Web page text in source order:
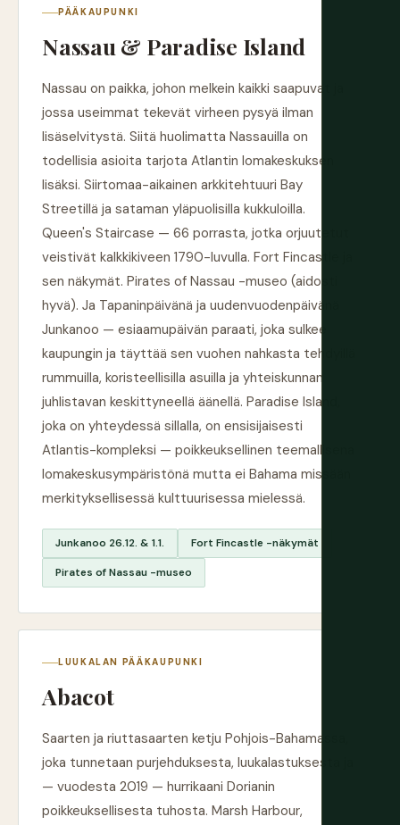
PÄÄKAUPUNKI
Nassau & Paradise Island
Nassau on paikka, johon melkein kaikki saapuvat ja
jossa useimmat tekevät virheen pysyä ilman
lisäselvitystä. Siitä huolimatta Nassauilla on
todellisia asioita tarjota Atlantin lomakeskuksen
lisäksi. Siirtomaa-aikainen arkkitehtuuri Bay
Streetillä ja sataman yläpuolisilla kukkuloilla.
Queen's Staircase — 66 porrasta, jotka orjuutetut
veistivät kalkkikiveen 1790-luvulla. Fort Fincastle ja
sen näkymät. Pirates of Nassau -museo (aidosti
hyvä). Ja Tapaninpäivänä ja uudenvuodenpäivänä
Junkanoo — esiaamupäivän paraati, joka sulkee
kaupungin ja täyttää sen vuohen nahkasta tehdyillä
rummuilla, koristeellisilla asuilla ja yhteiskunnan
juhlistavan keskittyneellä äänellä. Paradise Island,
joka on yhteydessä sillalla, on ensisijaisesti
Atlantis-kompleksi — poikkeuksellinen teemallisena
lomakeskusympäristönä mutta ei Bahama missään
merkityksellisessä kulttuurisessa mielessä.
Junkanoo 26.12. & 1.1. Fort Fincastle -näkymät
Pirates of Nassau -museo
LUUKALAN PÄÄKAUPUNKI
Abacot
Saarten ja riuttasaarten ketju Pohjois-Bahamassa,
joka tunnetaan purjehduksesta, luukalastuksesta ja
— vuodesta 2019 — hurrikaani Dorianin
poikkeuksellisesta tuhosta. Marsh Harbour,